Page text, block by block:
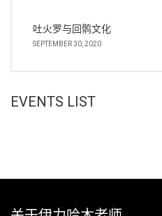
吐火罗与回鹘文化
SEPTEMBER 30, 2020
EVENTS LIST